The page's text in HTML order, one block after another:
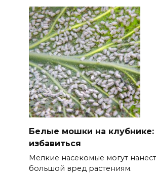
Белые мошки на клубнике:
избавиться
Мелкие насекомые могут
большой вред растениям.